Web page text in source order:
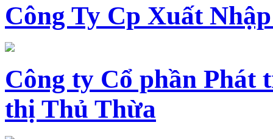
Công Ty Cp Xuất
Công ty Cổ phần Phát
thị Thủ Thừa